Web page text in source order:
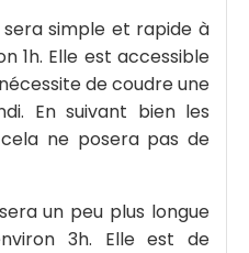
simple et rapide à
1h. Elle est accessible
de coudre une
En suivant bien les
ne posera pas de
un peu plus longue
3h. Elle est de